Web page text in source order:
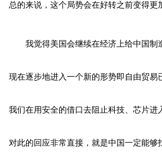
总的来说，这个局势会在好转之前变得更
我觉得美国会继续在经济上给中国制
现在逐步地进入一个新的形势即自由贸易
我们在用安全的借口去阻止科技、芯片进
对此的回应非常直接，就是中国一定能够